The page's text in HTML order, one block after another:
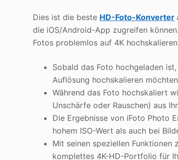
Dies ist die beste HD-Foto-Konverter
die iOS/Android-App zugreifen
Fotos problemlos auf 4K
Sobald das Foto hochgeladen
Auflösung hochskalieren
Während das Foto hochskaliert
Unschärfe oder Rauschen) aus
Die Ergebnisse von iFoto Photo
hohem ISO-Wert als auch bei
Mit seinen speziellen Funktionen
komplettes 4K-HD-Portfolio für